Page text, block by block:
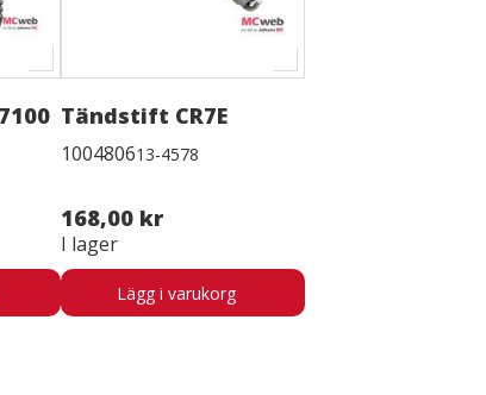
Tändstift CR7E
100480613-4578
168,00 kr
I lager
Lägg i varukorg